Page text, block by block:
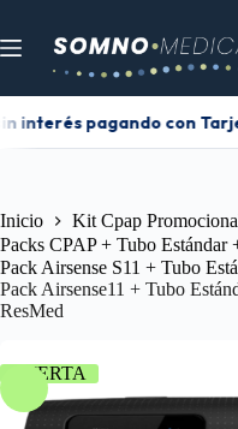
interés pagando con
Inicio
Kit Cpap
Packs CPAP + Tubo Estándar
Pack Airsense S11 + Tubo
Pack Airsense11 + Tubo
ResMed
OFERTA